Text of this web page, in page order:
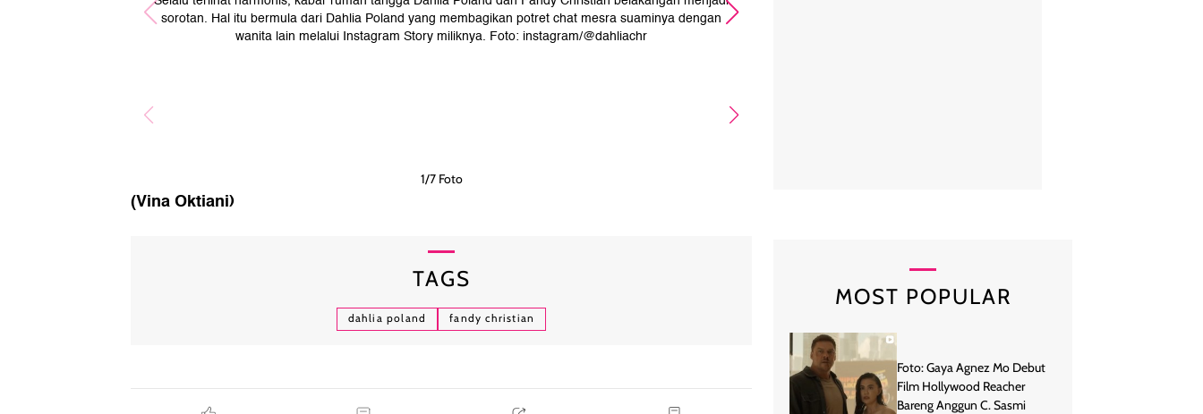
sorotan. Hal itu bermula dari Dahlia Poland yang membagikan potret chat mesra suaminya dengan
wanita lain melalui Instagram Story miliknya. Foto: instagram/@dahliachr
1/7 Foto
(Vina Oktiani)
TAGS
dahlia poland fandy christian
MOST POPULAR
Foto: Gaya Agnez Mo Debut
Film Hollywood Reacher
Bareng Anggun C. Sasmi